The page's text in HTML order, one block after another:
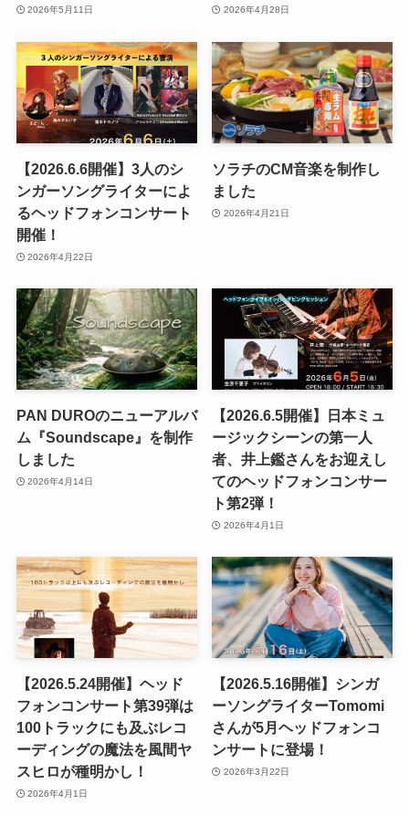
2026年5月11日 2026年4月28日
【2026.6.6開催】3人のシ
ンガーソングライターによ
るヘッドフォンコンサート
開催！
2026年4月22日
ソラチのCM音楽を制作し
ました
2026年4月21日
PAN DUROのニューアルバ
ム『Soundscape』を制作
しました
2026年4月14日
【2026.6.5開催】日本ミュ
ージックシーンの第一人
者、井上鑑さんをお迎えし
てのヘッドフォンコンサー
ト第2弾！
2026年4月1日
【2026.5.24開催】ヘッド
フォンコンサート第39弾は
100トラックにも及ぶレコ
ーディングの魔法を風間ヤ
スヒロが種明かし！
2026年4月1日
【2026.5.16開催】シンガ
ーソングライターTomomi
さんが5月ヘッドフォンコ
ンサートに登場！
2026年3月22日